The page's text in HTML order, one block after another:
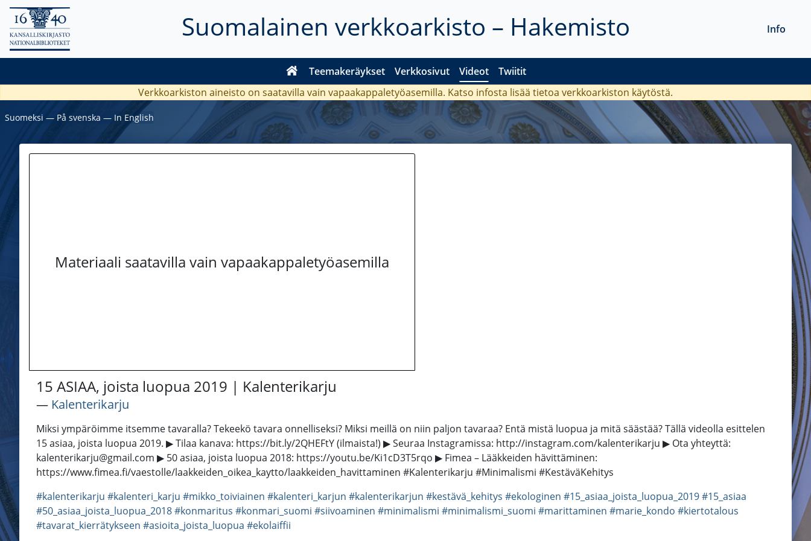
Suomalainen verkkoarkisto – Hakemisto
Teemakeräykset Verkkosivut Videot Twiitit
Info
Verkkoarkiston aineisto on saatavilla vain vapaakappaletyöasemilla. Katso infosta lisää tietoa verkkoarkiston käytöstä.
Suomeksi ― På svenska ― In English
Materiaali saatavilla vain vapaakappaletyöasemilla
15 ASIAA, joista luopua 2019 | Kalenterikarju
― Kalenterikarju
Miksi ympäröimme itsemme tavaralla? Tekeekö tavara onnelliseksi? Miksi meillä on niin paljon tavaraa? Entä mistä luopua ja mitä säästää? Tällä videolla esittelen
15 asiaa, joista luopua 2019. ▶ Tilaa kanava: https://bit.ly/2QHEFtY (ilmaista!) ▶ Seuraa Instagramissa: http://instagram.com/kalenterikarju ▶ Ota yhteyttä:
kalenterikarju@gmail.com ▶ 50 asiaa, joista luopua 2018: https://youtu.be/Ki1cD3T5rqo ▶ Fimea – Lääkkeiden hävittäminen:
https://www.fimea.fi/vaestolle/laakkeiden_oikea_kaytto/laakkeiden_havittaminen #Kalenterikarju #Minimalismi #KestäväKehitys
#kalenterikarju #kalenteri_karju #mikko_toiviainen #kalenteri_karjun #kalenterikarjun #kestävä_kehitys #ekologinen #15_asiaa_joista_luopua_2019#15_asiaa
#50_asiaa_joista_luopua_2018#konmaritus #konmari_suomi #siivoaminen #minimalismi #minimalismi_suomi #marittaminen #marie_kondo #kiertotalous
#tavarat_kierrätykseen #asioita_joista_luopua #ekolaiffii